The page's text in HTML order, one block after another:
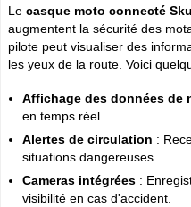
Lecasque moto connecté
augmentent la sécurité des
pilote peut visualiser des
les yeux de la route. Voici
Affichage des données de
en temps réel.
Alertes de circulation :
situations dangereuses.
Cameras intégrées :
visibilité en cas d'accident.